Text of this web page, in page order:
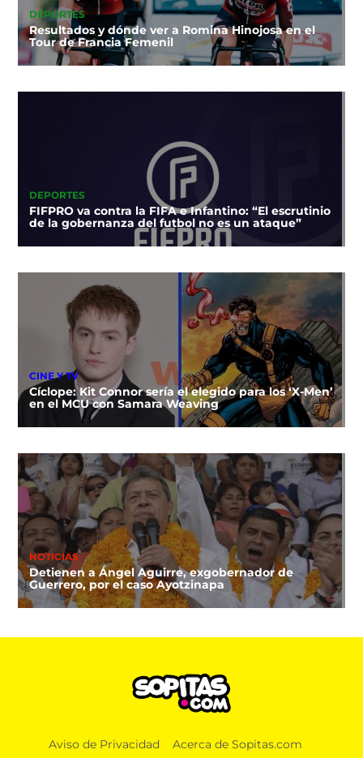
DEPORTES
Resultados y dónde ver a Romina Hinojosa en el
Tour de Francia Femenil
DEPORTES
FIFPRO va contra la FIFA e Infantino: “El escrutinio
de la gobernanza del futbol no es un ataque”
CINE Y TV
Cíclope: Kit Connor sería el elegido para los ‘X-Men’
en el MCU con Samara Weaving
NOTICIAS
Detienen a Ángel Aguirre, exgobernador de
Guerrero, por el caso Ayotzinapa
Aviso de Privacidad Acerca de Sopitas.com